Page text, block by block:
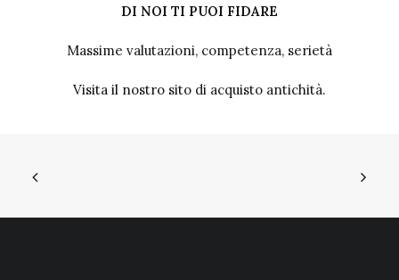
DI NOI TI PUOI FIDARE
Massime valutazioni, competenza, serietà
Visita il nostro sito di acquisto antichità.